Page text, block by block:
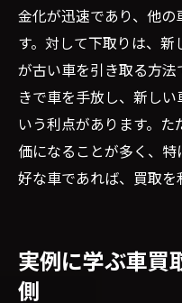
金化が迅速であり、他
す。対して下取りは、
が古い車を引き取る方
きで車を手放し、新し
いう利点があります。
価になることが多く、
好な車であれば、買取を
実例に学ぶ車買
側